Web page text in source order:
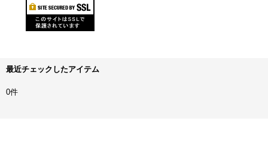
最近チェックしたアイテム
0件